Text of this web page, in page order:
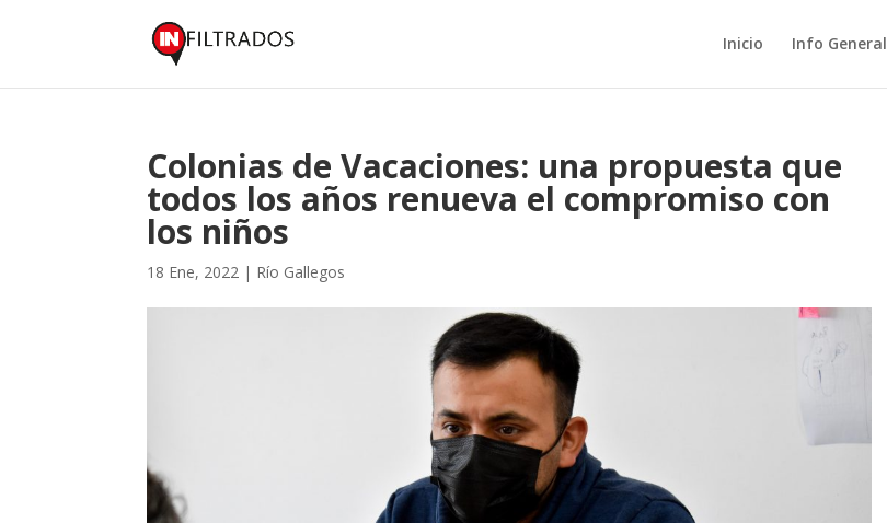
Inicio Info General
Colonias de Vacaciones: una propuesta que
todos los años renueva el compromiso con
los niños
18 Ene, 2022 | Río Gallegos